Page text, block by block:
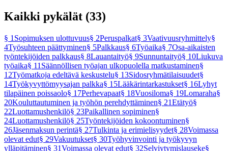
Kaikki pykälät (33)
§ 1 Sopimuksen ulottuvuus§ 2Peruspalkat§ 3Vaativuusryhmittely§
4Työsuhteen päättyminen§ 5Palkkaus§ 6Työaika§ 7Osa-aikaisten
työntekijöiden palkkaus§ 8Lauantaityö§ 9Sunnuntaityö§ 10Liukuva
työaika§ 11 Säännöllisen työajan ulkopuolella matkustaminen§
12Työmatkoja edeltävä keskustelu§ 13Sidosryhmätilaisuudet§
14Työkyvyttömyysajan palkka§ 15Lääkärintarkastukset§ 16Lyhyt
tilapäinen poissaolo§ 17Perhevapaat§ 18Vuosiloma§ 19Lomaraha§
20Kouluttautuminen ja työhön perehdyttäminen§ 21Etätyö§
22Luottamushenkilö§ 23Paikallinen sopiminen§
24Luottamushenkilö§ 25Työntekijöiden kokoontuminen§
26Jäsenmaksun perintä§ 27Tulkinta ja erimielisyydet§ 28Voimassa
olevat edut§ 29Vakuutukset§ 30Työhyvinvointi ja työkyvyn
ylläpitäminen§ 31Voimassa olevat edut§ 32Selviytymislauseke§